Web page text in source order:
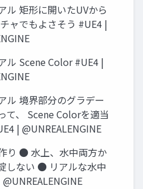
ル 矩形に開いたUVから
ャでもよさそう #UE4 |
ル Scene Color #UE4 |
ル 境界部分のグラデー
て、 Scene Colorを適当
| @UNREALENGINE
り ● 水上、水中両方か
しない ● リアルな水中